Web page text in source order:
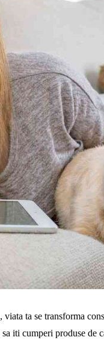
ta se transforma
iti cumperi produse de